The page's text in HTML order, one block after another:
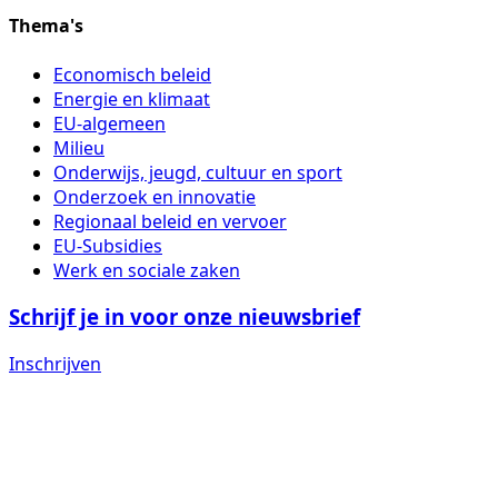
Thema's
Economisch beleid
Energie en klimaat
EU-algemeen
Milieu
Onderwijs, jeugd, cultuur en sport
Onderzoek en innovatie
Regionaal beleid en vervoer
EU-Subsidies
Werk en sociale zaken
Schrijf je in voor onze nieuwsbrief
Inschrijven